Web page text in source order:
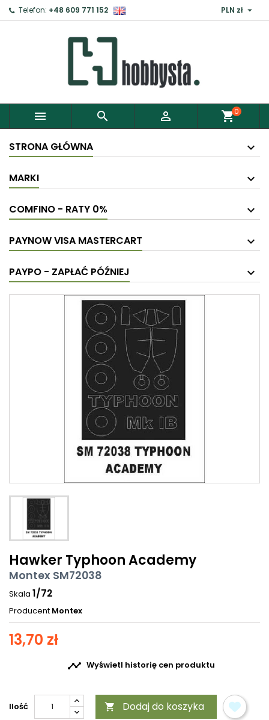
Telefon: +48 609 771 152 PLN zł 
   shopping_cart0
STRONA GŁÓWNA
MARKI
COMFINO - RATY 0%
PAYNOW VISA MASTERCART
PAYPO - ZAPŁAĆ PÓŹNIEJ
Hawker Typhoon Academy
Montex SM72038
Skala 1/72
Producent Montex
13,70 zł
 Wyświetl historię cen produktu
Ilość  Dodaj do koszyka